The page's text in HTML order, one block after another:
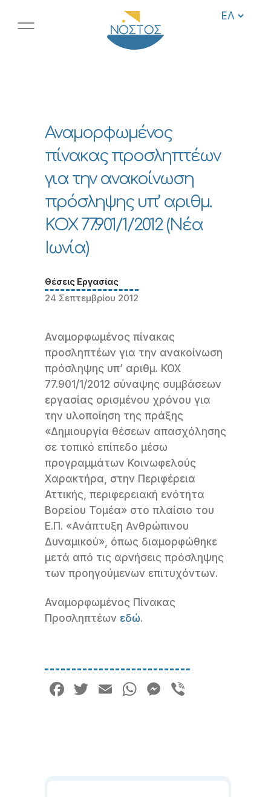
Αναμορφωμένος
πίνακας προσληπτέων
για την ανακοίνωση
πρόσληψης υπ’ αριθμ.
ΚΟΧ 77.901/1/2012 (Νέα
Ιωνία)
Θέσεις Εργασίας
24 Σεπτεμβρίου 2012
Αναμορφωμένος πίνακας
προσληπτέων για την ανακοίνωση
πρόσληψης υπ’ αριθμ. ΚΟΧ
77.901/1/2012 σύναψης συμβάσεων
εργασίας ορισμένου χρόνου για
την υλοποίηση της πράξης
«Δημιουργία θέσεων απασχόλησης
σε τοπικό επίπεδο μέσω
προγραμμάτων Κοινωφελούς
Χαρακτήρα, στην Περιφέρεια
Αττικής, περιφερειακή ενότητα
Βορείου Τομέα» στο πλαίσιο του
Ε.Π. «Ανάπτυξη Ανθρώπινου
Δυναμικού», όπως διαμορφώθηκε
μετά από τις αρνήσεις πρόσληψης
των προηγούμενων επιτυχόντων.
Αναμορφωμένος Πίνακας
Προσληπτέων εδώ.
Facebook
Twitter
EmailWhatsApp
Messenger